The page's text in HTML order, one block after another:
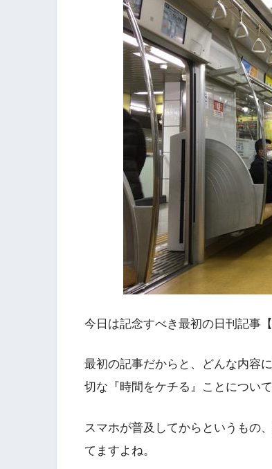
今日は記念すべき最初の日刊記事
最初の記事だからと、どんな内容
切な『時間をケチる』ことについて
スマホが普及してからというもの
てますよね。